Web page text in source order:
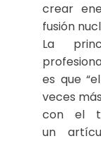
crear
fusión
La
es que
veces
con el
un